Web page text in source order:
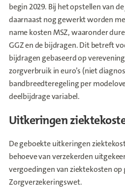
begin 2029. Bij het opstellen van
daarnaast nog gewerkt worden
name kosten MSZ, waaronder
GGZ en de bijdragen. Dit betreft
bijdragen gebaseerd op
zorgverbruik in euro’s (niet
bandbreedteregeling per
deelbijdrage variabel.
Uitkeringen
De geboekte uitkeringen
behoeve van verzekerden
vergoedingen van ziektekosten op
Zorgverzekeringswet.